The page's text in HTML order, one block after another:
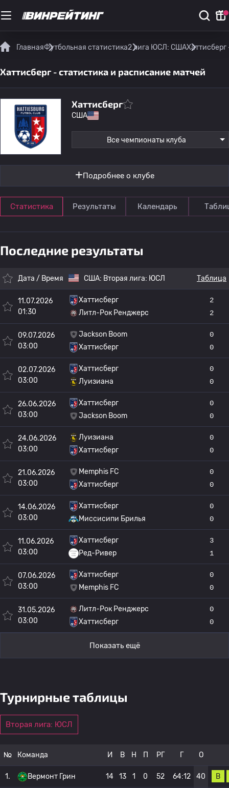
ГлавнаяФутбольная статистика2 лига ЮСЛ: США
Хаттисберг - статистика и расписание матчей
Хаттисберг
США
Все чемпионаты клуба
Подробнее о клубе
Статистика Результаты Календарь
Последние результаты
Дата / Время США: Вторая лига: ЮСЛ Таблица
11.07.2026
01:30
Хаттисберг
Литл-Рок Ренджерс
2
2
09.07.2026
03:00
Jackson Boom
Хаттисберг
0
0
02.07.2026
03:00
Хаттисберг
Луизиана
0
0
26.06.2026
03:00
Хаттисберг
Jackson Boom
0
0
24.06.2026
03:00
Луизиана
Хаттисберг
0
0
21.06.2026
03:00
Memphis FC
Хаттисберг
0
0
14.06.2026
03:00
Хаттисберг
Миссисипи Брилья
0
0
11.06.2026
03:00
Хаттисберг
Ред-Ривер
3
1
07.06.2026
03:00
Хаттисберг
Memphis FC
0
0
31.05.2026
03:00
Литл-Рок Ренджерс
Хаттисберг
0
0
Показать ещё
Турнирные таблицы
Вторая лига: ЮСЛ
№ Команда И В Н П РГ Г О
1. Вермонт Грин 14 13 1 0 52 64:12 40 В